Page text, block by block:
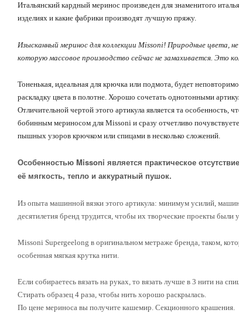
Итальянский кардный меринос произведен для знаменитого
изделиях и какие фабрики производят лучшую пряжу.
Изысканный меринос для коллекции Missoni! Природные цвета,
которую массовое производство сейчас не замахивается. Это
Тоненькая, идеальная для крючка или подмота, будет
раскладку цвета в полотне. Хорошо сочетать однотонными
Отличительной чертой этого артикула является та особенность,
бобинным мериносом для Missoni и сразу отчетливо
пышных узоров крючком или спицами в несколько сложений.
Особенностью Missoni является практическое
её мягкость, тепло и аккуратный пушок.
Из опыта машинной вязки этого артикула: минимум усилий,
десятилетия бренд трудится, чтобы их творческие проекты
Missoni Supergeelong в оригинальном метраже бренда, таком,
особенная мягкая крутка нити.
Если собираетесь вязать на руках, то вязать лучше в 3 нити на
Стирать образец 4 раза, чтобы нить хорошо раскрылась.
По цене мериноса вы получите кашемир. Секционного крашения.